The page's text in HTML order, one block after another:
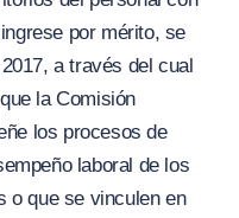
por mérito, se
a través del cual
la Comisión
los procesos de
laboral de los
o que se vinculen en